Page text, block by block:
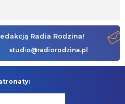
Radia Rodzina!
studio@radiorodzina.pl